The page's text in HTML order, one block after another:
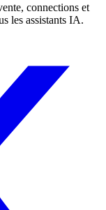
connections et
les assistants IA.